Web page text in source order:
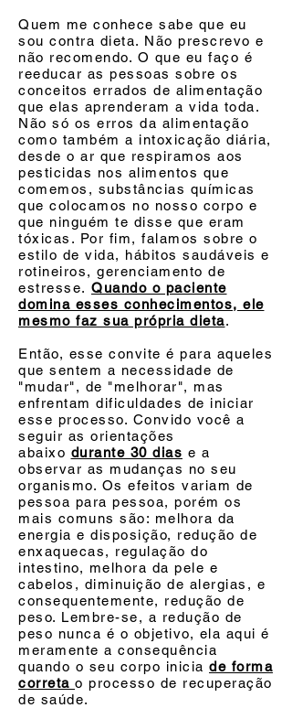
Quem me conhece sabe que eu
sou contra dieta. Não prescrevo e
não recomendo. O que eu faço é
reeducar as pessoas sobre os
conceitos errados de alimentação
que elas aprenderam a vida toda.
Não só os erros da alimentação
como também a intoxicação diária,
desde o ar que respiramos aos
pesticidas nos alimentos que
comemos, substâncias químicas
que colocamos no nosso corpo e
que ninguém te disse que eram
tóxicas. Por fim, falamos sobre o
estilo de vida, hábitos saudáveis e
rotineiros, gerenciamento de
estresse. Quando o paciente
domina esses conhecimentos, ele
mesmo faz sua própria dieta.
Então, esse convite é para aqueles
que sentem a necessidade de
"mudar", de "melhorar", mas
enfrentam dificuldades de iniciar
esse processo. Convido você a
seguir as orientações
abaixo durante 30 dias e a
observar as mudanças no seu
organismo. Os efeitos variam de
pessoa para pessoa, porém os
mais comuns são: melhora da
energia e disposição, redução de
enxaquecas, regulação do
intestino, melhora da pele e
cabelos, diminuição de alergias, e
consequentemente, redução de
peso. Lembre-se, a redução de
peso nunca é o objetivo, ela aqui é
meramente a consequência
quando o seu corpo inicia de forma
correta o processo de recuperação
de saúde.